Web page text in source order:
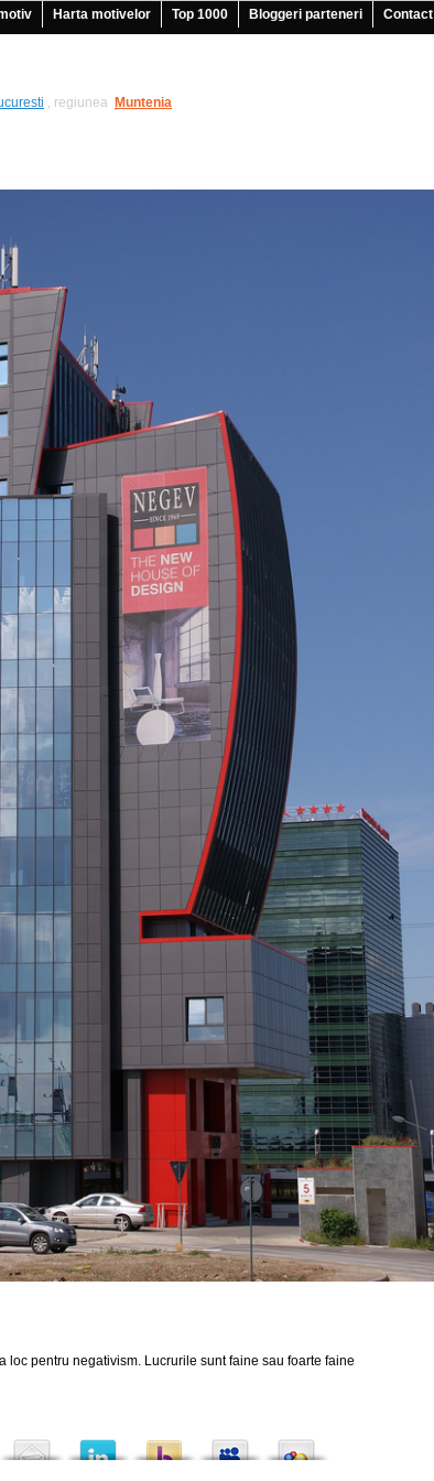
Harta motivelor Top 1000 Bloggeri parteneri Contact
, regiunea Muntenia
|
loc pentru negativism. Lucrurile sunt faine sau foarte faine